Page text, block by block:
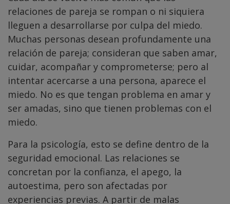
relaciones de pareja se rompan o ni siquiera
lleguen a desarrollarse por culpa del miedo.
Muchas personas desean profundamente una
relación de pareja; consideran que saben amar,
cuidar, acompañar y comprometerse; pero al
intentar acercarse a una persona, aparece el
miedo. No es que tengan problema en amar y
ser amadas, sino que tienen problemas con el
miedo.
Para la psicología, esto se define dentro de la
seguridad emocional. Las relaciones se
concretan por la confianza, el apego, la
autoestima, pero son afectadas por
experiencias previas. A partir de malas